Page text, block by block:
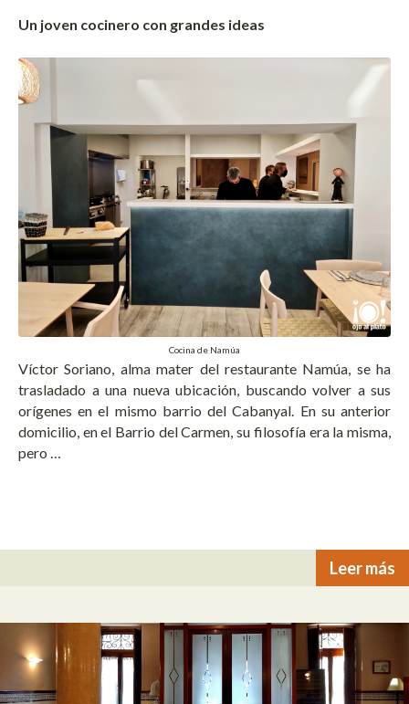
Un joven cocinero con grandes ideas
Cocina de Namúa
Víctor Soriano, alma mater del restaurante Namúa, se ha
trasladado a una nueva ubicación, buscando volver a sus
orígenes en el mismo barrio del Cabanyal. En su anterior
domicilio, en el Barrio del Carmen, su filosofía era la misma,
pero …
Leer más